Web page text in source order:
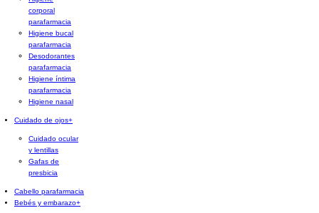
corporal
parafarmacia
Higiene bucal
parafarmacia
Desodorantes
parafarmacia
Higiene íntima
parafarmacia
Higiene nasal
Cuidado de ojos+
Cuidado ocular
y lentillas
Gafas de
presbicia
Cabello parafarmacia
Bebés y embarazo+